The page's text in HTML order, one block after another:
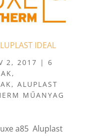
IDEAL
2, 2017 | 6
,
, ALUPLAST
MŰANYAG
a85 Aluplast